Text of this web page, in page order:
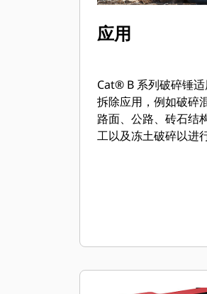
应用
Cat® B 系列破碎锤
拆除应用，例如破碎
路面、公路、砖石结
工以及冻土破碎以进